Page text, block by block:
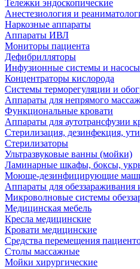
Тележки эндоскопические
Анестезиология и
Наркозные аппараты
Аппараты ИВЛ
Мониторы пациента
Дефибрилляторы
Инфузионные системы и насосы
Концентраторы кислорода
Системы терморегуляции и
Аппараты для непрямого
Функциональные кровати
Аппараты для аутотрансфузии
Стерилизация, дезинфекция,
Стерилизаторы
Ультразвуковые ванны (мойки)
Ламинарные шкафы, боксы,
Моюще-дезинфицирующие
Аппараты для
Микроволновые системы
Медицинская мебель
Кресла медицинские
Кровати медицинские
Средства перемещения
Столы массажные
Мойки хирургические